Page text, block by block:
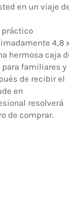
en un viaje
práctico
4,8
hermosa caja
para familiares y
de recibir el
en
resolverá
de comprar.